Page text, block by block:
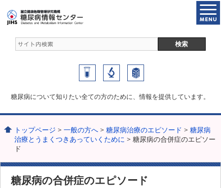
糖尿病について知りたい全ての方のために、情報を提供しています。
トップページ >一般の方へ >糖尿病治療のエピソード >糖尿病
治療とうまくつきあっていくために > 糖尿病の合併症のエピソー
ド
糖尿病の合併症のエピソード